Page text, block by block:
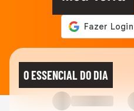
O ESSENCIAL DO DIA